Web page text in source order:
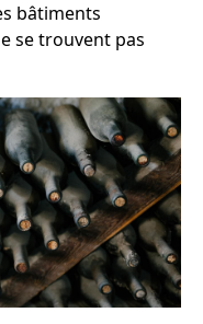
bâtiments
se trouvent pas